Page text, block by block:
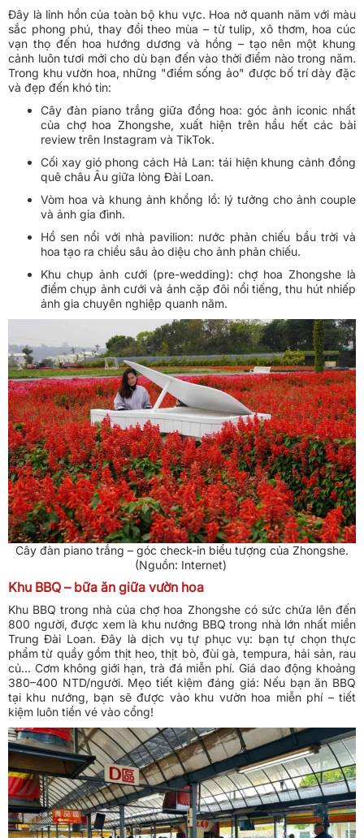
Đây là linh hồn của toàn bộ khu vực. Hoa nở quanh năm với màu
sắc phong phú, thay đổi theo mùa – từ tulip, xô thơm, hoa cúc
vạn thọ đến hoa hướng dương và hồng – tạo nên một khung
cảnh luôn tươi mới cho dù bạn đến vào thời điểm nào trong năm.
Trong khu vườn hoa, những "điểm sống ảo" được bố trí dày đặc
và đẹp đến khó tin:
Cây đàn piano trắng giữa đồng hoa: góc ảnh iconic nhất
của chợ hoa Zhongshe, xuất hiện trên hầu hết các bài
review trên Instagram và TikTok.
Cối xay gió phong cách Hà Lan: tái hiện khung cảnh đồng
quê châu Âu giữa lòng Đài Loan.
Vòm hoa và khung ảnh khổng lồ: lý tưởng cho ảnh couple
và ảnh gia đình.
Hồ sen nổi với nhà pavilion: nước phản chiếu bầu trời và
hoa tạo ra chiều sâu ảo diệu cho ảnh phản chiếu.
Khu chụp ảnh cưới (pre-wedding): chợ hoa Zhongshe là
điểm chụp ảnh cưới và ảnh cặp đôi nổi tiếng, thu hút nhiếp
ảnh gia chuyên nghiệp quanh năm.
Cây đàn piano trắng – góc check-in biểu tượng của Zhongshe.
(Nguồn: Internet)
Khu BBQ – bữa ăn giữa vườn hoa
Khu BBQ trong nhà của chợ hoa Zhongshe có sức chứa lên đến
800 người, được xem là khu nướng BBQ trong nhà lớn nhất miền
Trung Đài Loan. Đây là dịch vụ tự phục vụ: bạn tự chọn thực
phẩm từ quầy gồm thịt heo, thịt bò, đùi gà, tempura, hải sản, rau
củ... Cơm không giới hạn, trà đá miễn phí. Giá dao động khoảng
380–400 NTD/người. Mẹo tiết kiệm đáng giá: Nếu bạn ăn BBQ
tại khu nướng, bạn sẽ được vào khu vườn hoa miễn phí – tiết
kiệm luôn tiền vé vào cổng!